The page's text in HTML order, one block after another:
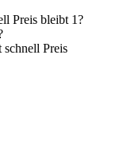
Preis bleibt 1?
schnell Preis